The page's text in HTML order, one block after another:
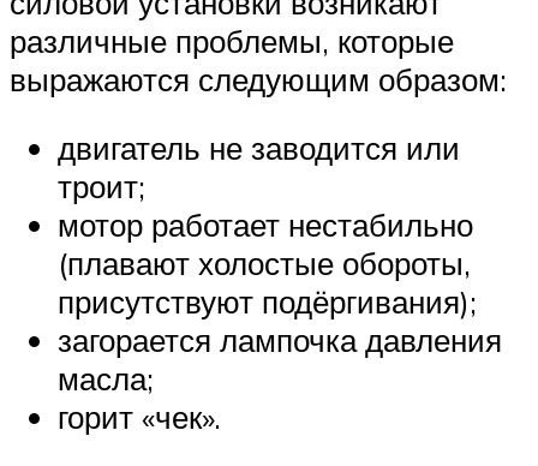
различные проблемы, которые
выражаются следующим образом:
двигатель не заводится или
троит;
мотор работает нестабильно
(плавают холостые обороты,
присутствуют подёргивания);
загорается лампочка давления
масла;
горит «чек».